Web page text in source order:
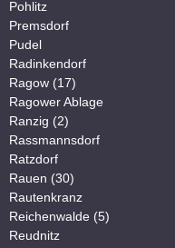
Pohlitz
Premsdorf
Pudel
Radinkendorf
Ragow (17)
Ragower Ablage
Ranzig (2)
Rassmannsdorf
Ratzdorf
Rauen (30)
Rautenkranz
Reichenwalde (5)
Reudnitz